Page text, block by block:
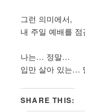
그런 의미에서,
내 주일 예배를 점
나는… 정말…
입만 살아 있는…
SHARE THIS: